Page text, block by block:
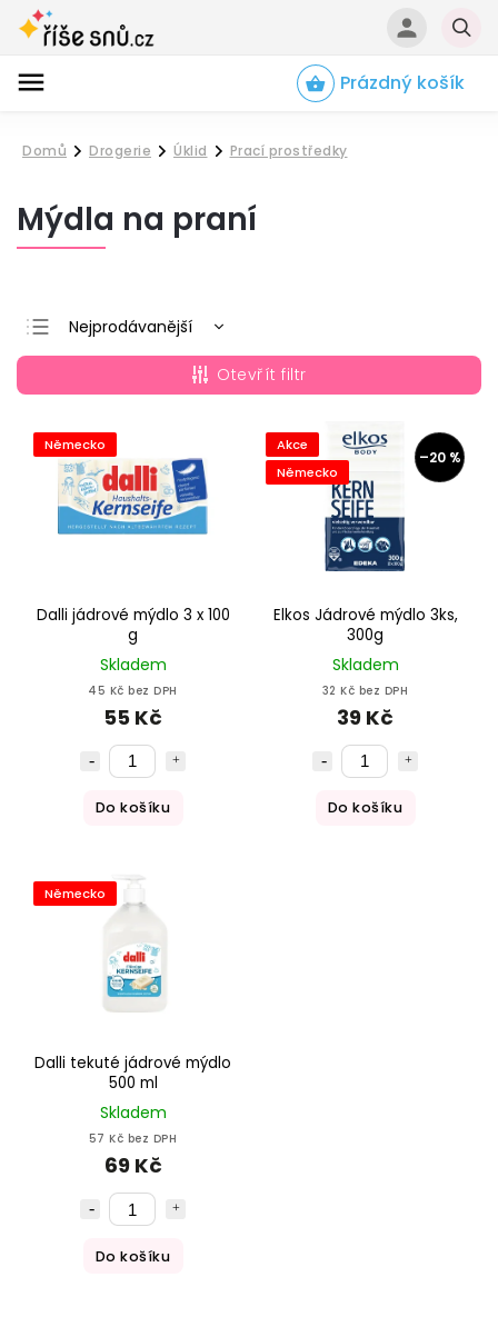
Prázdný košík
Domů
/
Drogerie
/
Úklid
/
Prací prostředky
Mýdla na praní
Nejprodávanější
Nejlevnější
Nejdražší
Abecedně
Otevřít filtr
Německo
Dalli jádrové mýdlo 3 x 100
g
Skladem
45 Kč bez DPH
55 Kč
Do košíku
Akce
Německo
–20 %
Elkos Jádrové mýdlo 3ks,
300g
Skladem
32 Kč bez DPH
39 Kč
Do košíku
Německo
Dalli tekuté jádrové mýdlo
500 ml
Skladem
57 Kč bez DPH
69 Kč
Do košíku